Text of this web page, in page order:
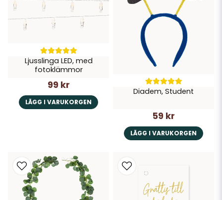
Ljusslinga LED, med
fotoklämmor
99 kr
LÄGG I VARUKORGEN
Diadem, Student
59 kr
LÄGG I VARUKORGEN